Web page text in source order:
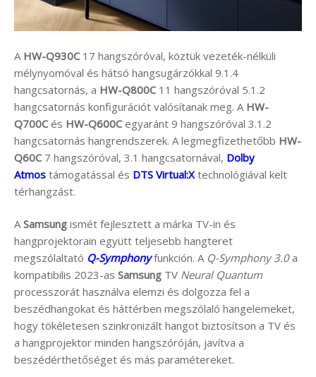
A HW-Q930C17 hangszóróval, köztük vezeték-nélküli
mélynyomóval és hátsó hangsugárzókkal 9.1.4
hangcsatornás, a HW-Q800C11 hangszóróval 5.1.2
hangcsatornás konfigurációt valósítanak meg. A HW-
Q700Cés HW-Q600Cegyaránt 9 hangszóróval 3.1.2
hangcsatornás hangrendszerek. A legmegfizethetőbb HW-
Q60C7 hangszóróval, 3.1 hangcsatornával, Dolby
Atmos támogatással és DTS Virtual:X technológiával kelt
térhangzást.
ASamsung ismét fejlesztett a márka TV-in és
hangprojektorain együtt teljesebb hangteret
megszólaltató Q-Symphonyfunkción. A Q-Symphony 3.0a
kompatibilis 2023-as Samsung TV Neural Quantum
processzorát használva elemzi és dolgozza fel a
beszédhangokat és háttérben megszólaló hangelemeket,
hogy tökéletesen szinkronizált hangot biztosítson a TV és
a hangprojektor minden hangszóróján, javítva a
beszédérthetőséget és más paramétereket.